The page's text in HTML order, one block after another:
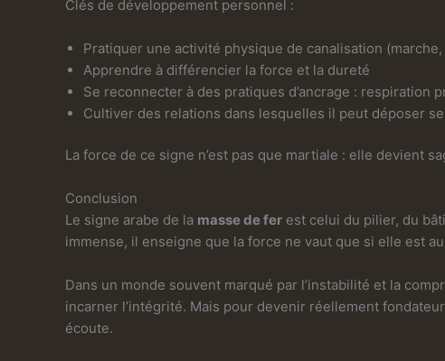
Clés de développement personnel :
Pratiquer une activité physique de canalisation
Apprendre à différencier la force et la dureté
Se reconnecter à des pratiques d’ancrage : respiration
Cultiver des relations dans lesquelles il peut déposer
La force de ce signe n’est pas que martiale : elle devient
Conclusion
Le signe arabe de la masse de fer est celui du pilier, du
immense, il enseigne que la force ne vaut que si elle est
Dans un monde souvent marqué par l’instabilité et la
incarner l’intégrité. Mais pour devenir réellement
écoute.